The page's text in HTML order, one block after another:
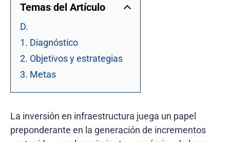
Temas del Artículo
D.
1. Diagnóstico
2. Objetivos y estrategias
3. Metas
La inversión en infraestructura juega un papel
preponderante en la generación de incrementos